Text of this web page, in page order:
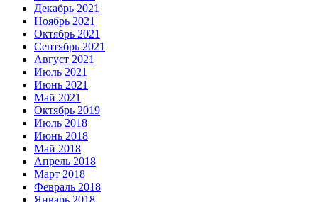
Декабрь 2021
Ноябрь 2021
Октябрь 2021
Сентябрь 2021
Август 2021
Июль 2021
Июнь 2021
Май 2021
Октябрь 2019
Июль 2018
Июнь 2018
Май 2018
Апрель 2018
Март 2018
Февраль 2018
Январь 2018